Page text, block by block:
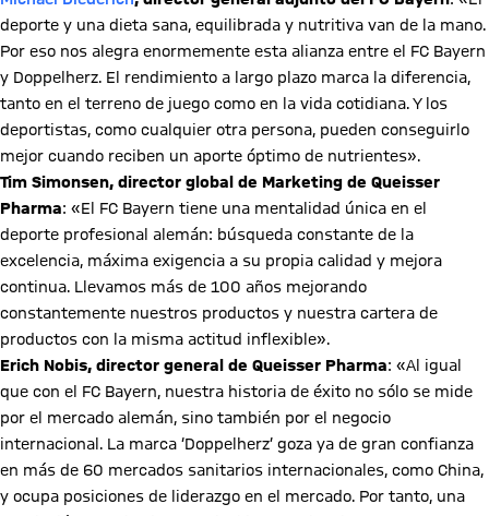
deporte y una dieta sana, equilibrada y nutritiva van de la mano.
Por eso nos alegra enormemente esta alianza entre el FC Bayern
y Doppelherz. El rendimiento a largo plazo marca la diferencia,
tanto en el terreno de juego como en la vida cotidiana. Y los
deportistas, como cualquier otra persona, pueden conseguirlo
mejor cuando reciben un aporte óptimo de nutrientes».
Tim Simonsen, director global de Marketing de Queisser
Pharma: «El FC Bayern tiene una mentalidad única en el
deporte profesional alemán: búsqueda constante de la
excelencia, máxima exigencia a su propia calidad y mejora
continua. Llevamos más de 100 años mejorando
constantemente nuestros productos y nuestra cartera de
productos con la misma actitud inflexible».
Erich Nobis, director general de Queisser Pharma: «Al igual
que con el FC Bayern, nuestra historia de éxito no sólo se mide
por el mercado alemán, sino también por el negocio
internacional. La marca ‘Doppelherz’ goza ya de gran confianza
en más de 60 mercados sanitarios internacionales, como China,
y ocupa posiciones de liderazgo en el mercado. Por tanto, una